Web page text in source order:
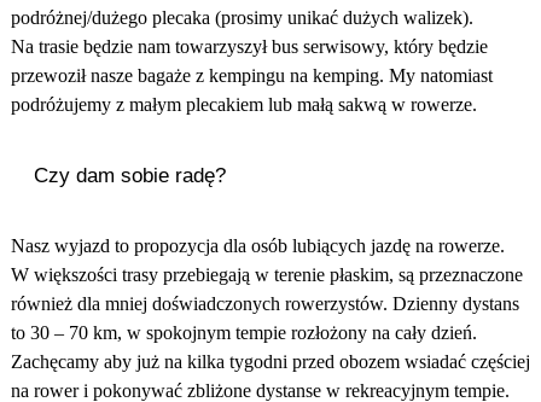
podróżnej/dużego plecaka (prosimy unikać dużych walizek).
Na trasie będzie nam towarzyszył bus serwisowy, który będzie
przewoził nasze bagaże z kempingu na kemping. My natomiast
podróżujemy z małym plecakiem lub małą sakwą w rowerze.
Czy dam sobie radę?
Nasz wyjazd to propozycja dla osób lubiących jazdę na rowerze.
W większości trasy przebiegają w terenie płaskim, są przeznaczone
również dla mniej doświadczonych rowerzystów. Dzienny dystans
to 30 – 70 km, w spokojnym tempie rozłożony na cały dzień.
Zachęcamy aby już na kilka tygodni przed obozem wsiadać częściej
na rower i pokonywać zbliżone dystanse w rekreacyjnym tempie.